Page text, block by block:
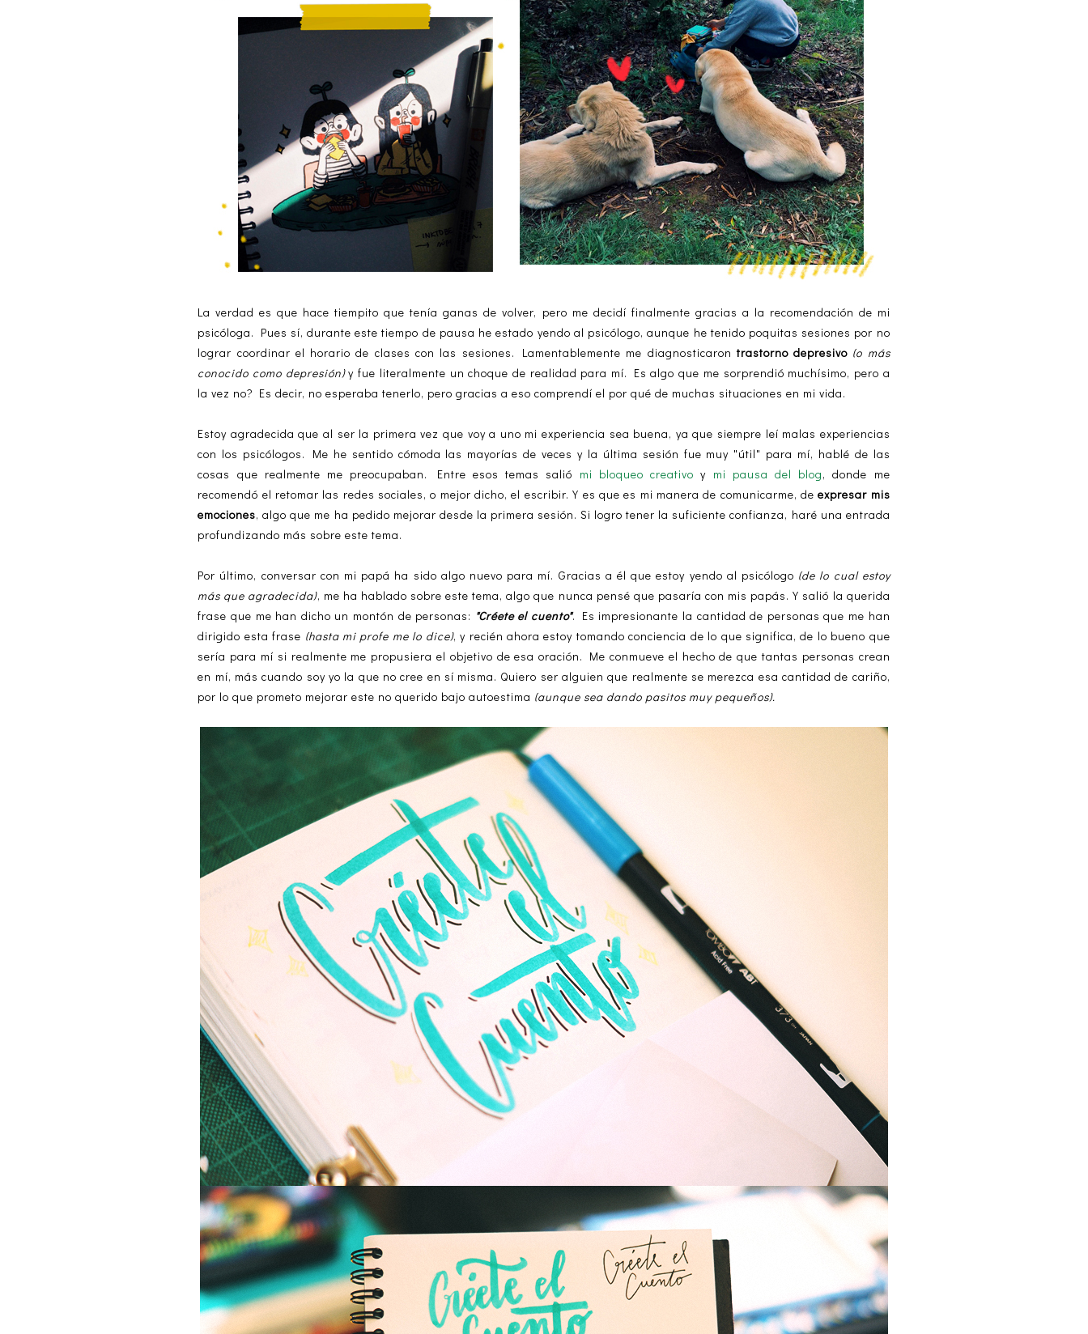
La verdad es que hace tiempito que tenía ganas de volver, pero me decidí finalmente gracias a la recomendación de mi
psicóloga. Pues sí, durante este tiempo de pausa he estado yendo al psicólogo, aunque he tenido poquitas sesiones por no
lograr coordinar el horario de clases con las sesiones. Lamentablemente me diagnosticaron trastorno depresivo (o más
conocido como depresión)y fue literalmente un choque de realidad para mí. Es algo que me sorprendió muchísimo, pero a
la vez no? Es decir, no esperaba tenerlo, pero gracias a eso comprendí el por qué de muchas situaciones en mi vida.
Estoy agradecida que al ser la primera vez que voy a uno mi experiencia sea buena, ya que siempre leí malas experiencias
con los psicólogos. Me he sentido cómoda las mayorías de veces y la última sesión fue muy "útil" para mí, hablé de las
cosas que realmente me preocupaban. Entre esos temas salió mi bloqueo creativo y mi pausa del blog, donde me
recomendó el retomar las redes sociales, o mejor dicho, el escribir. Y es que es mi manera de comunicarme, deexpresar mis
emociones, algo que me ha pedido mejorar desde la primera sesión. Si logro tener la suficiente confianza, haré una entrada
profundizando más sobre este tema.
Por último, conversar con mi papá ha sido algo nuevo para mí. Gracias a él que estoy yendo al psicólogo (de lo cual estoy
más que agradecida), me ha hablado sobre este tema, algo que nunca pensé que pasaría con mis papás. Y salió la querida
frase que me han dicho un montón de personas: "Créete el cuento". Es impresionante la cantidad de personas que me han
dirigido esta frase (hasta mi profe me lo dice), y recién ahora estoy tomando conciencia de lo que significa, de lo bueno que
sería para mí si realmente me propusiera el objetivo de esa oración. Me conmueve el hecho de que tantas personas crean
en mí, más cuando soy yo la que no cree en sí misma. Quiero ser alguien que realmente se merezca esa cantidad de cariño,
por lo que prometo mejorar este no querido bajo autoestima (aunque sea dando pasitos muy pequeños).